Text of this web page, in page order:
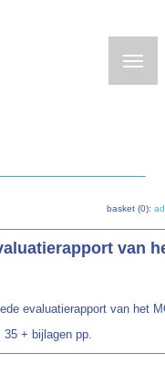
basket (0):
van
evaluatierapport van het
+ bijlagen pp.